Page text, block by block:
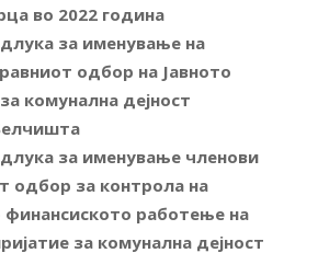
во 2022 година
за именување на
одбор на Јавното
комунална дејност
за именување членови
одбор за контрола на
финансиското работење на
за комунална дејност